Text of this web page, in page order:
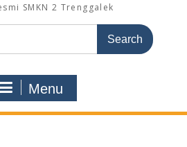
SMKN 2 Trenggalek
Menu